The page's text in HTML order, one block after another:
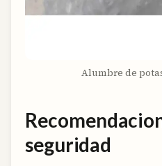
Alumbre de
seguridad